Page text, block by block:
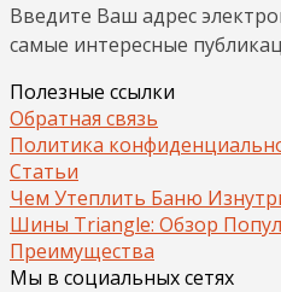
Введите Ваш адрес
самые интересные
Полезные ссылки
Обратная связь
Политика
Статьи
Чем Утеплить Баню
Шины Triangle: Обзор
Преимущества
Мы в социальных сетях